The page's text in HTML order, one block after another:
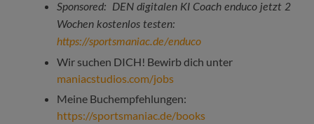
Sponsored: DEN digitalen KI Coach enduco jetzt 2
Wochen kostenlos testen:
https://sportsmaniac.de/enduco
Wir suchen DICH! Bewirb dich unter
maniacstudios.com/jobs
Meine Buchempfehlungen:
https://sportsmaniac.de/books